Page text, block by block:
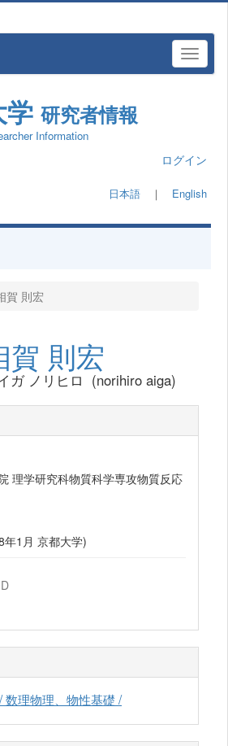
学 研究者情報
Information
ログイン
日本語 ｜ English
賀 則宏
賀 則宏
ガ ノリヒロ (norihiro aiga)
理学研究科物質科学専攻物質反応
1月 京都大学)
数理物理、物性基礎 /